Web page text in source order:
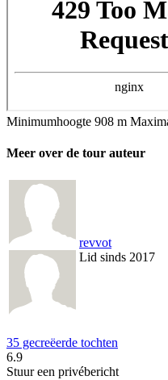
Minimumhoogte 908 m
Meer over de tour auteur
revvot
Lid sinds 2017
35 gecreëerde tochten
6.9
Stuur een privébericht